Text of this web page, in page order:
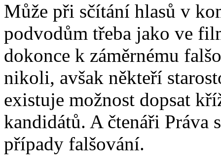
Může při sčítání hlasů v
podvodům třeba jako ve
dokonce k záměrnému
nikoli, avšak někteří
existuje možnost dopsat
kandidátů. A čtenáři Práva
případy falšování.